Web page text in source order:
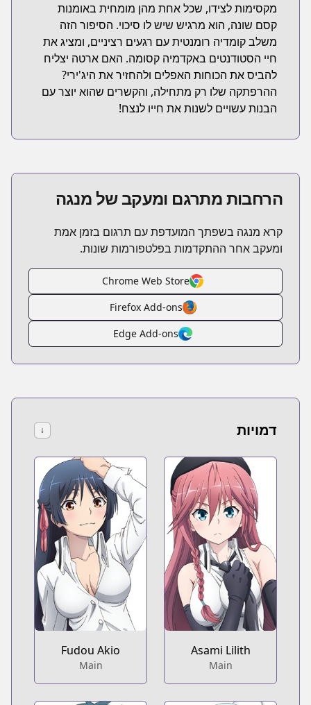
מקסימות לצידו, שכל אחת מהן מומחית באומנות
קסם שונה, הוא מרגיש שיש לו סיכוי. הסיפור הזה
משלב קומדיה רומנטית עם רגעים רציניים, ומציג את
חיי הסטודנטים באקדמיה קסומה. האם ארטה יצליח
להביס את הכוחות האפלים ולהחזיר את היג'ירי?
ההרפתקה שלו רק מתחילה, והקשרים שהוא יוצר עם
הבנות עשויים לשנות את חייו לנצח!
הרחבות מתרגם ומעקב של מנגה
קרא מנגה בשפתך המועדפת עם תרגום בזמן אמת
ומעקב אחר ההתקדמות בפלטפורמות שונות.
Chrome Web Store
Firefox Add-ons
Edge Add-ons
דמויות ↓
Asami Lilith
Main
Fudou Akio
Main